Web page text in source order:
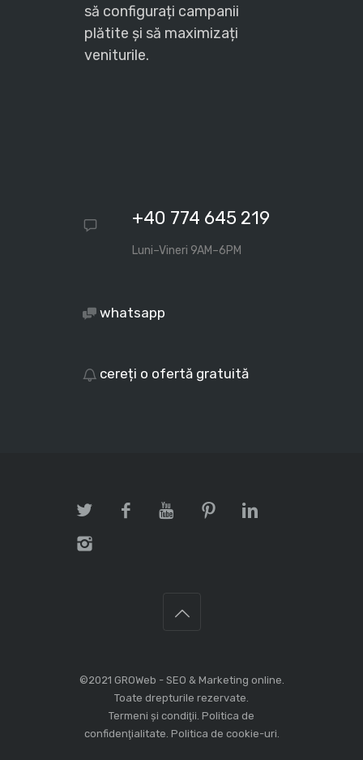
să configurați campanii
plătite și să maximizați
veniturile.
+40 774 645 219
Luni–Vineri 9AM–6PM
whatsapp
cereți o ofertă gratuită
©2021 GROWeb - SEO & Marketing online.
Toate drepturile rezervate.
Termeni şi condiţii. Politica de
confidenţialitate. Politica de cookie-uri.